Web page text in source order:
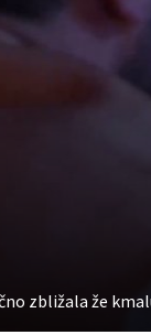
zbližala že